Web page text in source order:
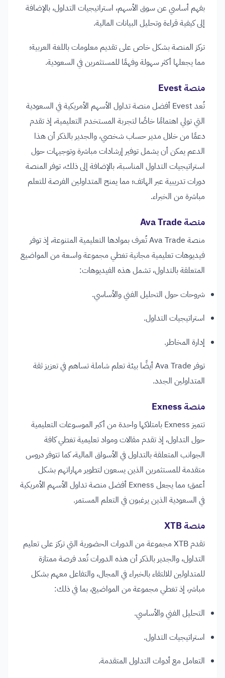
بفهم أساسي عن سوق الأسهم، استراتيجيات التداول، بالإضافة
إلى كيفية قراءة وتحليل البيانات المالية.
تركز المنصة بشكل خاص على تقديم معلومات باللغة العربية؛
مما يجعلها أكثر سهولة وفهمًا للمستثمرين في السعودية.
منصة Evest
تُعد Evest أفضل منصة تداول الأسهم الأمريكية في السعودية
التي تولي اهتمامًا خاصًا لتجربة المستخدم التعليمية، إذ تقدم
دعمًا من خلال مدير حساب شخصي، والجدير بالذكر أن هذا
الدعم يمكن أن يشمل توفير إرشادات مباشرة وتوجيهات حول
استراتيجيات التداول المناسبة، بالإضافة إلى ذلك، توفر المنصة
دورات تدريبية عبر الهاتف؛ مما يمنح المتداولين الفرصة للتعلم
مباشرة من الخبراء.
منصة Ava Trade
منصة Ava Trade تُعرف بموادها التعليمية المتنوعة، إذ توفر
فيديوهات تعليمية مجانية تغطي مجموعة واسعة من المواضيع
المتعلقة بالتداول، تشمل هذه الفيديوهات:
شروحات حول التحليل الفني والأساسي.
استراتيجيات التداول.
إدارة المخاطر.
توفر Ava Trade أيضًا بيئة تعلم شاملة تساهم في تعزيز ثقة
المتداولين الجدد.
منصة Exness
تتميز Exness بامتلاكها واحدة من أكبر الموسوعات التعليمية
حول التداول، إذ تقدم مقالات ومواد تعليمية تغطي كافة
الجوانب المتعلقة بالتداول في الأسواق المالية، كما تتوفر دروس
متقدمة للمستثمرين الذين يسعون لتطوير مهاراتهم بشكل
أعمق؛ مما يجعل Exness أفضل منصة تداول الأسهم الأمريكية
في السعودية الذين يرغبون في التعلم المستمر.
منصة XTB
تقدم XTB مجموعة من الدورات الحضورية التي تركز على تعليم
التداول، والجدير بالذكر أن هذه الدورات تُعد فرصة ممتازة
للمتداولين للالتقاء بالخبراء في المجال، والتفاعل معهم بشكل
مباشر، إذ تغطي مجموعة من المواضيع، بما في ذلك:
التحليل الفني والأساسي.
استراتيجيات التداول.
التعامل مع أدوات التداول المتقدمة.